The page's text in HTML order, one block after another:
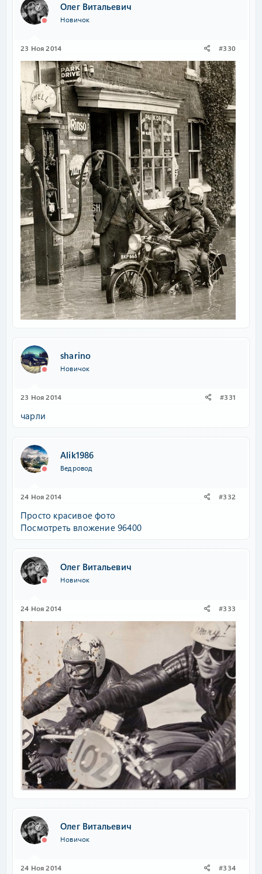
Олег Витальевич
Новичок
23 Ноя 2014 #330
sharino
Новичок
23 Ноя 2014 #331
чарли
Alik1986
Ведровод
24 Ноя 2014 #332
Просто красивое фото
Посмотреть вложение 96400
Олег Витальевич
Новичок
24 Ноя 2014 #333
Олег Витальевич
Новичок
24 Ноя 2014 #334